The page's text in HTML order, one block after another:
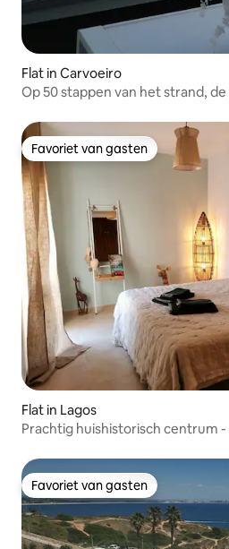
Flat in Carvoeiro
Op 50 stappen van het strand,
Favoriet van gasten
Favoriet van gasten
Flat in Lagos
Prachtig huishistorisch centrum
Favoriet van gasten
Favoriet van gasten